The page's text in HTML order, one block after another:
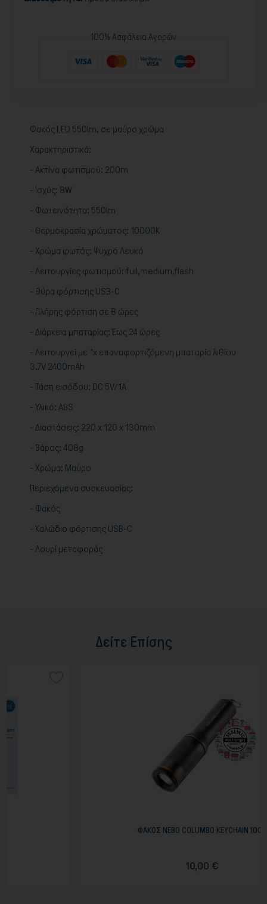
100% Ασφάλεια Αγορών
Φακός LED 550lm, σε μαύρο χρώμα
Χαρακτηριστικά:
- Ακτίνα φωτισμού: 200m
- Ισχύς: 8W
- Φωτεινότητα: 550lm
- Θερμοκρασία χρώματος: 10000K
- Χρώμα φωτός: Ψυχρό Λευκό
- Λειτουργίες φωτισμού: full,medium,flash
- Θύρα φόρτισης USB-C
- Πλήρης φόρτιση σε 8 ώρες
- Διάρκεια μπαταρίας: Έως 24 ώρες
- Λειτουργεί με 1x επαναφορτιζόμενη μπαταρία λιθίου
3.7V 2400mAh
- Τάση εισόδου: DC 5V/1A
- Υλικό: ABS
- Διαστάσεις: 220 x 120 x 130mm
- Βάρος: 408g
- Χρώμα: Μαύρο
Περιεχόμενα συσκευασίας:
- Φακός
- Καλώδιο φόρτισης USB-C
- Λουρί μεταφοράς
Δείτε Επίσης
ΦΑΚΟΣ NEBO COLUMBO KEYCHAIN 100L